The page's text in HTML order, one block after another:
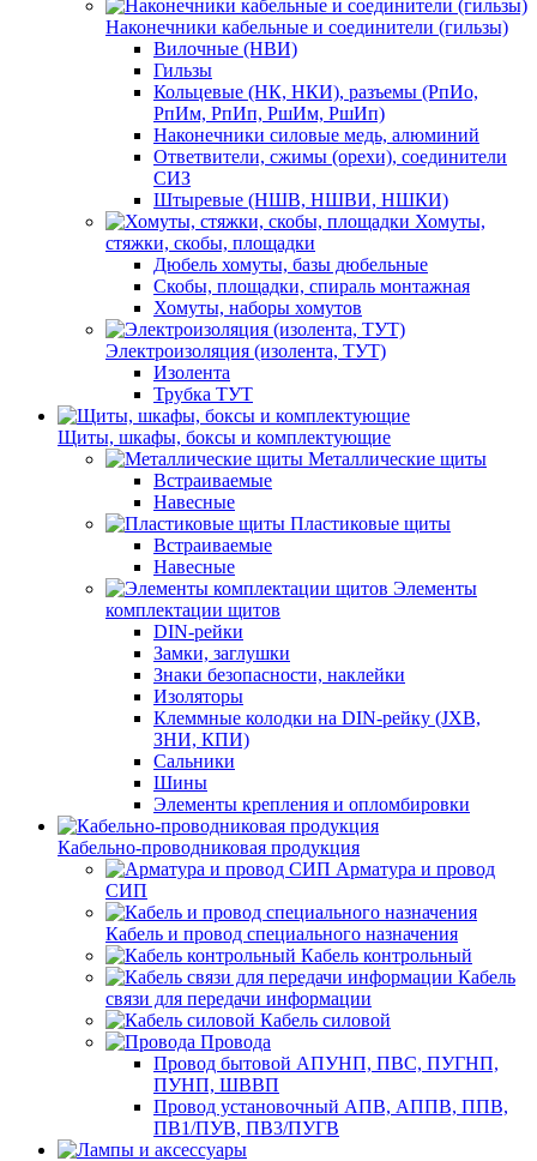
Наконечники кабельные и соединители (гильзы)
Вилочные (НВИ)
Гильзы
Кольцевые (НК, НКИ), разъемы (РпИо,
РпИм, РпИп, РшИм, РшИп)
Наконечники силовые медь, алюминий
Ответвители, сжимы (орехи), соединители
СИЗ
Штыревые (НШВ, НШВИ, НШКИ)
Хомуты,
стяжки, скобы, площадки
Дюбель хомуты, базы дюбельные
Скобы, площадки, спираль монтажная
Хомуты, наборы хомутов
Электроизоляция (изолента, ТУТ)
Изолента
Трубка ТУТ
Щиты, шкафы, боксы и комплектующие
Металлические щиты
Встраиваемые
Навесные
Пластиковые щиты
Встраиваемые
Навесные
Элементы
комплектации щитов
DIN-рейки
Замки, заглушки
Знаки безопасности, наклейки
Изоляторы
Клеммные колодки на DIN-рейку (JXB,
ЗНИ, КПИ)
Сальники
Шины
Элементы крепления и опломбировки
Кабельно-проводниковая продукция
Арматура и провод
СИП
Кабель и провод специального назначения
Кабель контрольный
Кабель
связи для передачи информации
Кабель силовой
Провода
Провод бытовой АПУНП, ПВС, ПУГНП,
ПУНП, ШВВП
Провод установочный АПВ, АППВ, ППВ,
ПВ1/ПУВ, ПВ3/ПУГВ